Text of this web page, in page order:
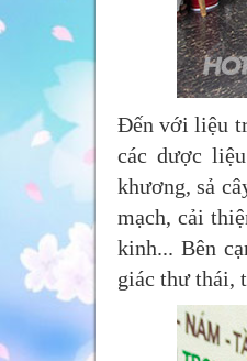
Đến với liệu
các dược
khương, sả
mạch, cải
kinh... Bên
giác thư thái,